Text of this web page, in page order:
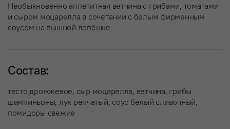
Необыкновенно аппетитная ветчина с грибами, томатами
и сыром моцарелла в сочетании с белым фирменным
соусом на пышной лепёшке
Состав:
тесто дрожжевое, сыр моцарелла, ветчина, грибы
шампиньоны, лук репчатый, соус белый сливочный,
помидоры свежие